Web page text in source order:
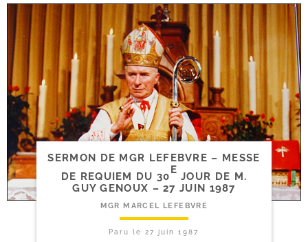
SERMON DE MGR LEFEBVRE – MESSE
DE REQUIEM DU 30
E
JOUR DE M.
GUY GENOUX – 27 JUIN 1987
MGR MARCEL LEFEBVRE
Paru le27 juin 1987